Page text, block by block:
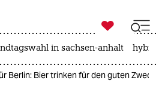
zahl ich
ich

taz zahl ich
in sachsen-anhalt
Berlin: Bier trinken für den guten Zweck